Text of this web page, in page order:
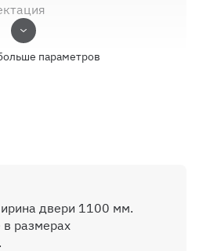
параметров
двери 1100 мм.
размерах